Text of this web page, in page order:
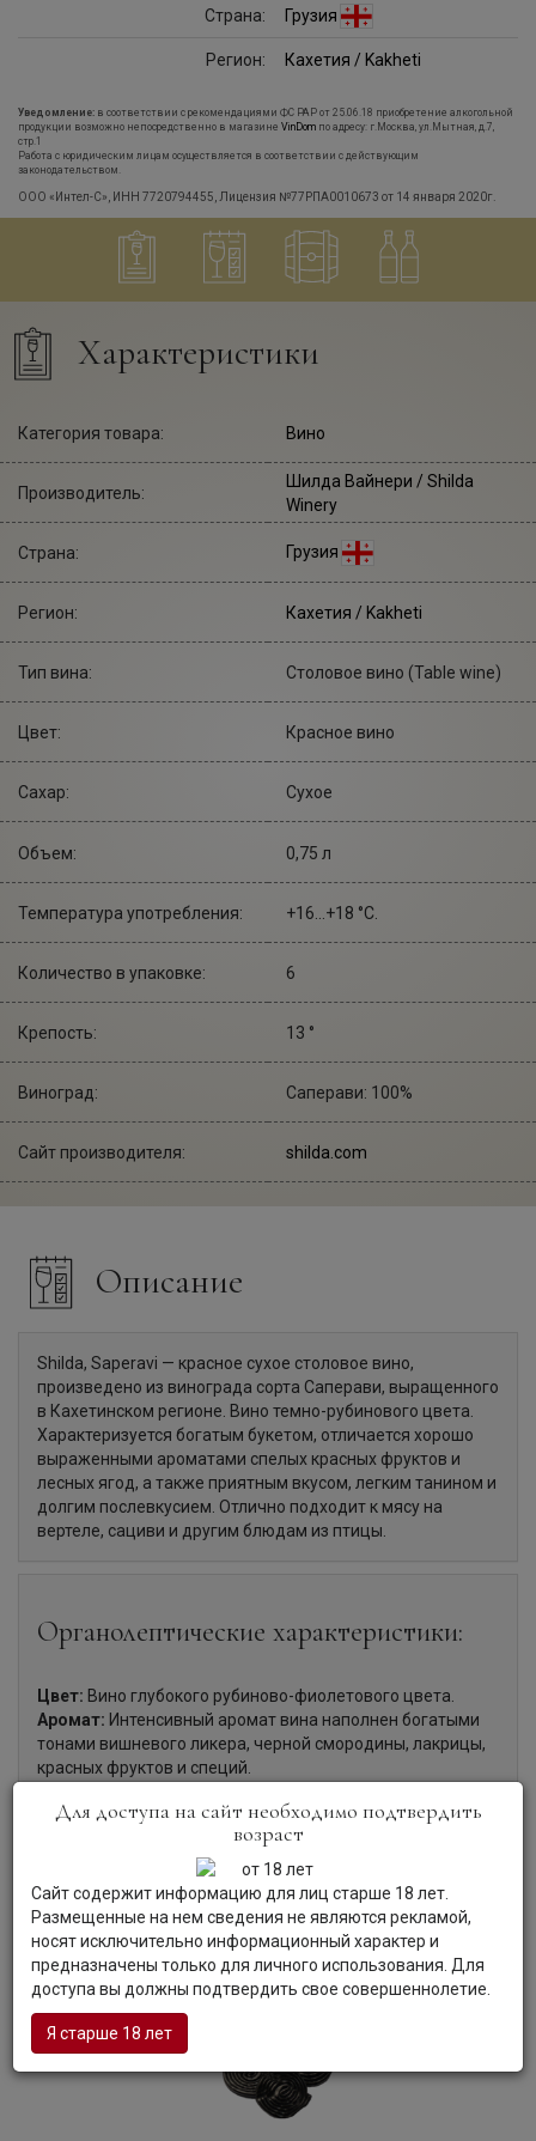
Страна: Грузия
Регион: Кахетия / Kakheti
Уведомление: в соответствии с рекомендациями ФС РАР от 25.06.18 приобретение алкогольной
продукции возможно непосредственно в магазине VinDom по адресу: г.Москва, ул.Мытная, д.7,
стр.1
Работа с юридическим лицам осуществляется в соответствии с действующим
законодательством.
ООО «Интел-С», ИНН 7720794455, Лицензия №77РПА0010673 от 14 января 2020г.
Характеристики
Категория товара: Вино
Производитель:
Шилда Вайнери / Shilda
Winery
Страна: Грузия
Регион: Кахетия / Kakheti
Тип вина: Столовое вино (Table wine)
Цвет: Красное вино
Сахар: Сухое
Объем: 0,75 л
Температура употребления: +16...+18 °С.
Количество в упаковке: 6
Крепость: 13 °
Виноград: Саперави: 100%
Сайт производителя: shilda.com
Описание
Shilda, Saperavi — красное сухое столовое вино,
произведено из винограда сорта Саперави, выращенного
в Кахетинском регионе. Вино темно-рубинового цвета.
Характеризуется богатым букетом, отличается хорошо
выраженными ароматами спелых красных фруктов и
лесных ягод, а также приятным вкусом, легким танином и
долгим послевкусием. Отлично подходит к мясу на
вертеле, сациви и другим блюдам из птицы.
Органолептические характеристики:
Цвет: Вино глубокого рубиново-фиолетового цвета.
Аромат: Интенсивный аромат вина наполнен богатыми
тонами вишневого ликера, черной смородины, лакрицы,
красных фруктов и специй.
обладает гладкой текстурой, мягкими танинами,
классической терпкостью и пикантной горчинкой. Его
букет содержит ноты красных фруктов и лесных ягод.
Гастрономия:Вино хорошо сочетается со стейком,
барбекю и различными мясными блюдами.
Для доступа на сайт необходимо подтвердить
возраст
Сайт содержит информацию для лиц старше 18 лет.
Размещенные на нем сведения не являются рекламой,
носят исключительно информационный характер и
предназначены только для личного использования. Для
доступа вы должны подтвердить свое совершеннолетие.
Я старше 18 лет